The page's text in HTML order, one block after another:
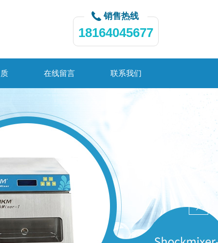
销售热线
18164045677
在线留言 联系我们